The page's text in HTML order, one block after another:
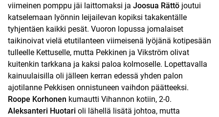
viimeinen pomppu jäi laittomaksi ja Joosua Rättö joutui
katselemaan lyönnin leijailevan kopiksi takakentälle
tyhjentäen kaikki pesät. Vuoron lopussa jomalaiset
taikinoivat vielä etutilanteen viimeisenä lyöjänä kotipesään
tulleelle Kettuselle, mutta Pekkinen ja Vikström olivat
kuitenkin tarkkana ja kaksi paloa kolmoselle. Lopettavalla
kainuulaisilla oli jälleen kerran edessä yhden palon
ajotilanne Pekkisen onnistuneen vaihdon päätteeksi.
Roope Korhonen kumautti Vihannon kotiin, 2-0.
Aleksanteri Huotari oli lähellä lisätä johtoa, mutta